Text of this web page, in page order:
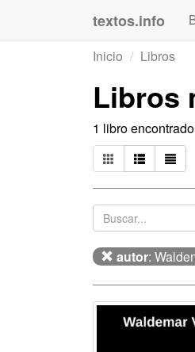
textos.info
Inicio
Libros
Libros
1 libro
autor: